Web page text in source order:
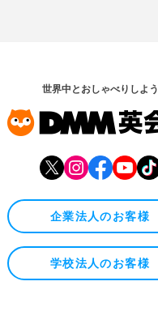
世界中とおしゃべりしよう
企業法人のお客様
学校法人のお客様